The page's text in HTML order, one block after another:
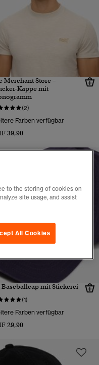
Merchant Store –
Kappe mit
(2)
Farben verfügbar
39,90
Baseballcap mit Stickerei
(1)
Farben verfügbar
29,90
to the storing of cookies on
site usage, and assist
All Cookies